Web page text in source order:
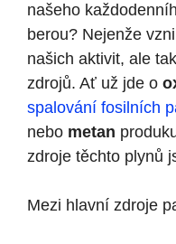
našeho
berou? Nejenže
našich aktivit, ale
zdrojů. Ať už jde o
spalování fosilních
nebo metan
zdroje těchto plynů
Mezi hlavní zdroje